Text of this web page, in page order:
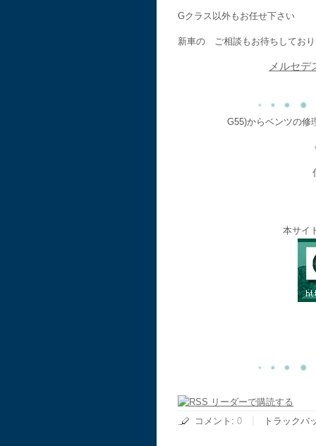
Gクラス以外もお任せ下さい
新車の ご相談もお待ちしており
メルセデ
G55)からベンツの修
本サイ
コメント : 0 トラックバ